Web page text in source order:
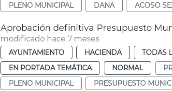
PLENO MUNICIPAL
DANA ACOSO
Aprobación definitiva Presupuesto
modificado hace 7 meses
AYUNTAMIENTO HACIENDA TODAS
EN PORTADA TEMÁTICA
NORMAL
PLENO MUNICIPAL
PRESUPUESTO